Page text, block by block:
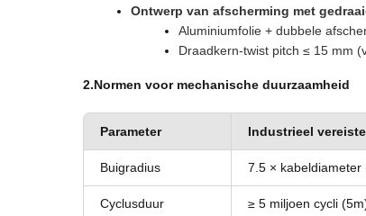
Ontwerp van afscherming met
Aluminiumfolie + dubbele
Draadkern-twist pitch ≤ 15 mm
2.Normen voor mechanische duurzaamheid
Parameter Industrieel vereiste
Buigradius 7.5 × kabeldiameter
Cyclusduur ≥ 5 miljoen cycli